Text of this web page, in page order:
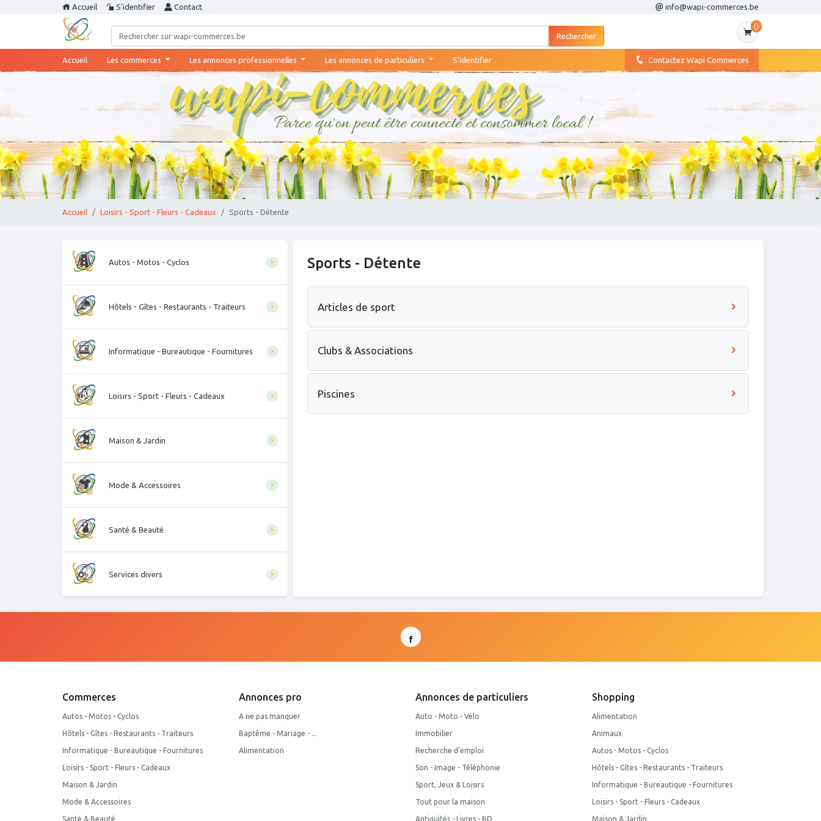
Accueil S'identifier Contact info@wapi-commerces.be
0
Accueil (current)Les commerces Les annonces professionnelles Les annonces de particuliers S'identifier Contactez Wapi Commerces
Accueil Loisirs - Sport - Fleurs - Cadeaux Sports - Détente
Autos - Motos - Cyclos
Hôtels - Gîtes - Restaurants - Traiteurs
Informatique - Bureautique - Fournitures
Loisirs - Sport - Fleurs - Cadeaux
Maison & Jardin
Mode & Accessoires
Santé & Beauté
Services divers
Sports - Détente
Articles de sport
Clubs & Associations
Piscines
Commerces
Autos - Motos - Cyclos
Hôtels - Gîtes - Restaurants - Traiteurs
Informatique - Bureautique - Fournitures
Loisirs - Sport - Fleurs - Cadeaux
Maison & Jardin
Mode & Accessoires
Santé & Beauté
Annonces pro
A ne pas manquer
Baptême - Mariage - ...
Alimentation
Annonces de particuliers
Auto - Moto - Vélo
Immobilier
Recherche d'emploi
Son - Image - Téléphonie
Sport, Jeux & Loisirs
Tout pour la maison
Antiquités - Livres - BD
Shopping
Alimentation
Animaux
Autos - Motos - Cyclos
Hôtels - Gîtes - Restaurants - Traiteurs
Informatique - Bureautique - Fournitures
Loisirs - Sport - Fleurs - Cadeaux
Maison & Jardin